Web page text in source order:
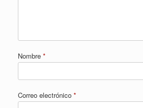
Nombre *
Correo electrónico *